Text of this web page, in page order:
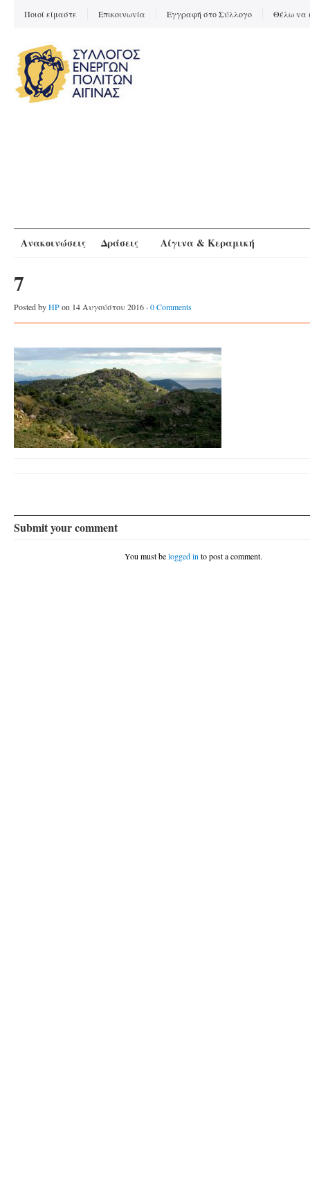
Ποιοί είμαστε Επικοινωνία Εγγραφή στο Σύλλογο Θέλω να
Ανακοινώσεις Δράσεις Αίγινα & Κεραμική
7
Posted byHPon 14 Αυγούστου 2016 · 0 Comments
Submit your comment
You must belogged in to post a comment.